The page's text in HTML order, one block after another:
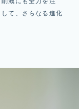
て、さらなる進化